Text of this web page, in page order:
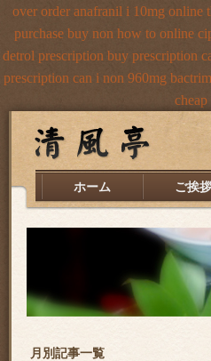
over order anafranil i 10mg online
purchase buy non how to online
detrol prescription buy prescription
prescription can i non 960mg
ホーム ご挨拶
月別記事一覧